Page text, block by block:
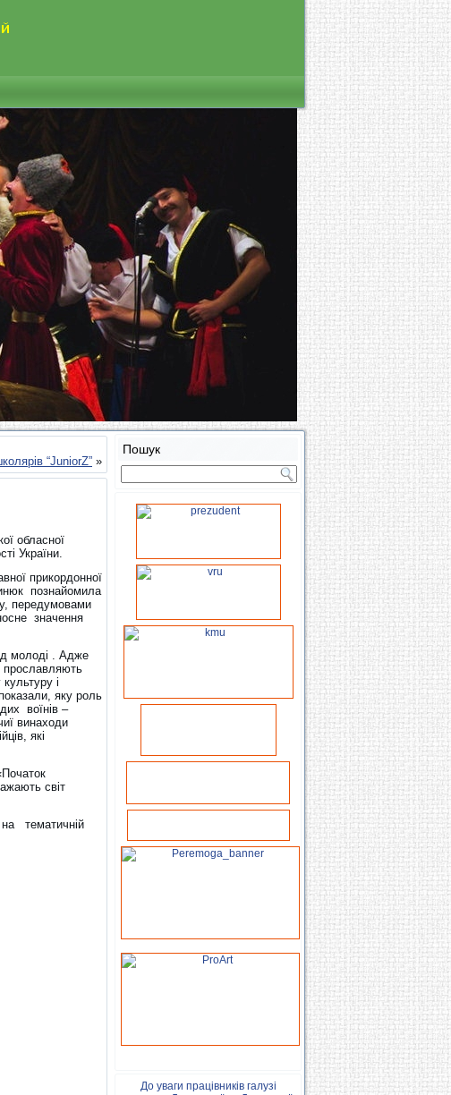
“JuniorZ” »
обласної
України.
прикордонної
познайомила
передумовами
значення
молоді . Адже
прославляють
і
яку роль
воїнів –
винаходи
які
світ
на тематичній
Пошук
До уваги працівників галузі